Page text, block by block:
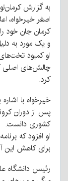
به گزارش
کرمان جان خود
و یک مورد به
او کمبود
چالش‌های اصلی
کرد.
خیرخواه با
پس از دوران
کشوری دانست.
او افزود که
برای کاهش این
رئیس دانشگاه